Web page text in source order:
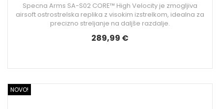
Specna Arms SA-S02 CORE™ High Velocity je zmogljiva
airsoft ostrostrelska replika z visokim izstrelkom, idealna za
precizno streljanje na daljše razdalje.
289,99 €
NOVO!